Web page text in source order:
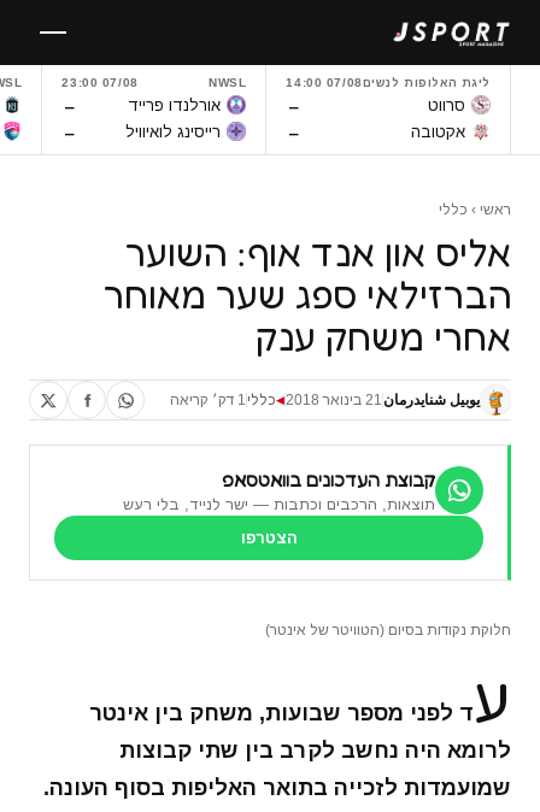
לתוכן
ליגת האלופות לנשים07/08 14:00
סרווט –
אקטובה –
NWSL
07/08 23:00
אורלנדו פרייד –
רייסינג לואיוויל –
ראשי › כללי
אליס און אנד אוף: השוער
הברזילאי ספג שער מאוחר
אחרי משחק ענק
يوبيل شنايدرمان21 בינואר 2018 ◀כללי 1 דק׳ קריאה
קבוצת העדכונים בוואטסאפ
תוצאות, הרכבים וכתבות — ישר לנייד, בלי רעש
הצטרפו
חלוקת נקודות בסיום (הטוויטר של אינטר)
עד לפני מספר שבועות, משחק בין אינטר
לרומא היה נחשב לקרב בין שתי קבוצות
שמועמדות לזכייה בתואר האליפות בסוף העונה.